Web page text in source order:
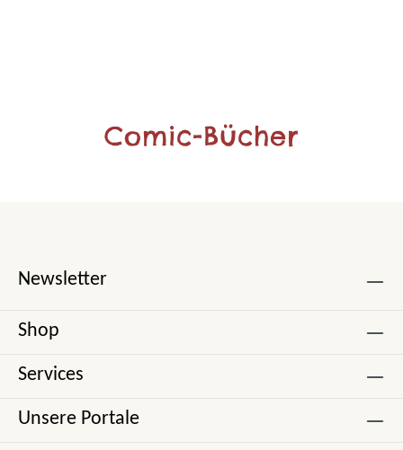
Comic-Bücher
Newsletter
Shop
Services
Unsere Portale